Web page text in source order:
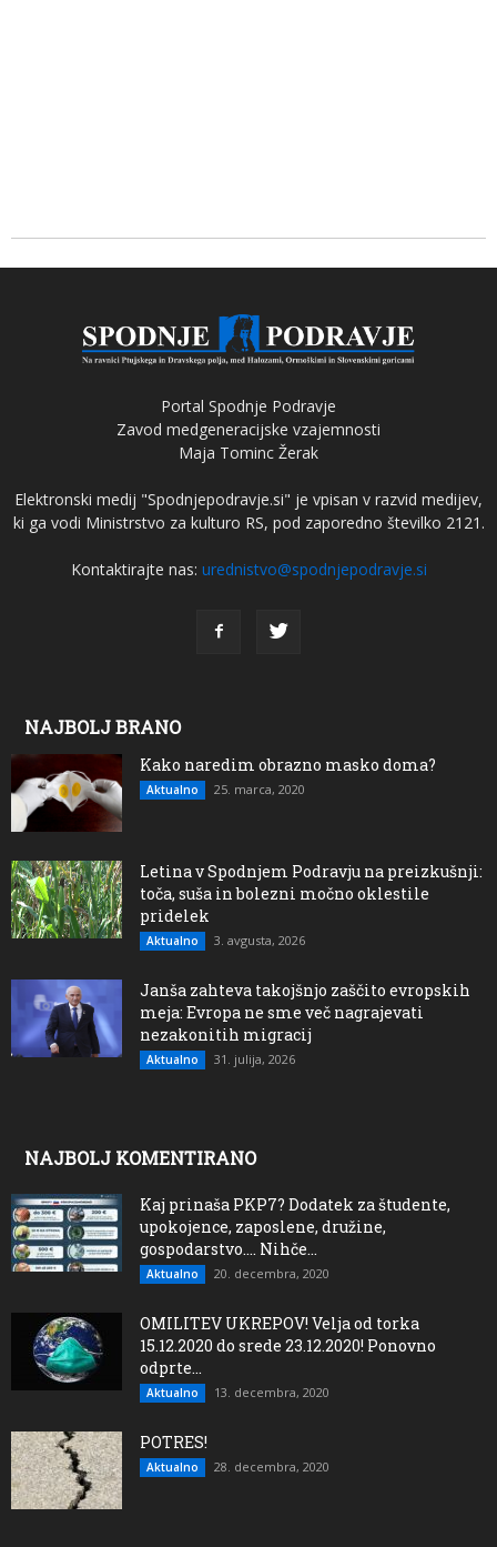
Portal Spodnje Podravje
Zavod medgeneracijske vzajemnosti
Maja Tominc Žerak
Elektronski medij "Spodnjepodravje.si" je vpisan v razvid medijev,
ki ga vodi Ministrstvo za kulturo RS, pod zaporedno številko 2121.
Kontaktirajte nas: urednistvo@spodnjepodravje.si
NAJBOLJ BRANO
Kako naredim obrazno masko doma?
Aktualno 25. marca, 2020
Letina v Spodnjem Podravju na preizkušnji:
toča, suša in bolezni močno oklestile
pridelek
Aktualno 3. avgusta, 2026
Janša zahteva takojšnjo zaščito evropskih
meja: Evropa ne sme več nagrajevati
nezakonitih migracij
Aktualno 31. julija, 2026
NAJBOLJ KOMENTIRANO
Kaj prinaša PKP7? Dodatek za študente,
upokojence, zaposlene, družine,
gospodarstvo…. Nihče...
Aktualno 20. decembra, 2020
OMILITEV UKREPOV! Velja od torka
15.12.2020 do srede 23.12.2020! Ponovno
odprte...
Aktualno 13. decembra, 2020
POTRES!
Aktualno 28. decembra, 2020